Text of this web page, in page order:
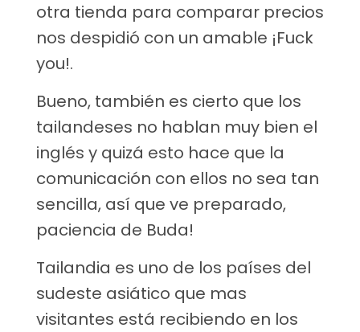
otra tienda para comparar precios
nos despidió con un amable ¡Fuck
you!.
Bueno, también es cierto que los
tailandeses no hablan muy bien el
inglés y quizá esto hace que la
comunicación con ellos no sea tan
sencilla, así que ve preparado,
paciencia de Buda!
Tailandia es uno de los países del
sudeste asiático que mas
visitantes está recibiendo en los